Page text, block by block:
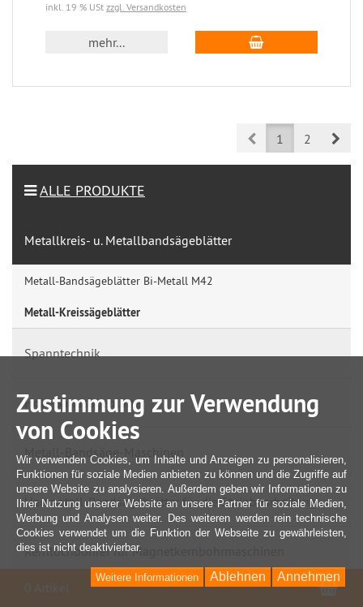
inkl. 19 % USt zzgl. Versandkosten
mehr...
Prev1 2
ALLE PRODUKTE
Metallkreis- u. Metallbandsägeblätter
Metall-Bandsägeblätter Bi-Metall M42
Metall-Kreissägeblätter
Spanntechnik
Holz-Bandsägeblätter
Metall-Bandsäge-Maschinen
Hartmetall-Bandsägeblätter für die Steinbearbeitung
Kernlochbohrer für Magnetkernbohrmaschinen
0 Artikel
Zustimmung zur Verwendung
von Cookies
Wir verwenden Cookies, um Inhalte und Anzeigen zu personalisieren,
Funktionen für soziale Medien anbieten zu können und die Zugriffe auf
unsere Website zu analysieren. Außerdem geben wir Informationen zu
Ihrer Nutzung unserer Website an unsere Partner für soziale Medien,
Werbung und Analysen weiter. Des weiteren werden rein technische
Cookies verwendet um die Funktion der Webseite zu gewährleisten,
dies ist nicht deaktivierbar.
Annehmen
Ablehnen
Weitere Informationen